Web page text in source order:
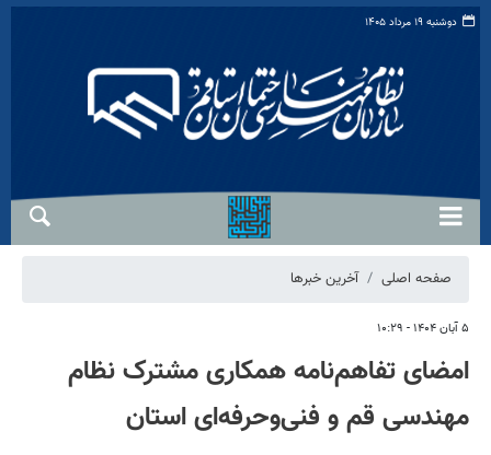
دوشنبه ۱۹ مرداد ۱۴۰۵
صفحه اصلی آخرین خبرها
۵ آبان ۱۴۰۴ - ۱۰:۲۹
امضای تفاهم‌نامه همکاری مشترک نظام
مهندسی قم و فنی‌وحرفه‌ای استان